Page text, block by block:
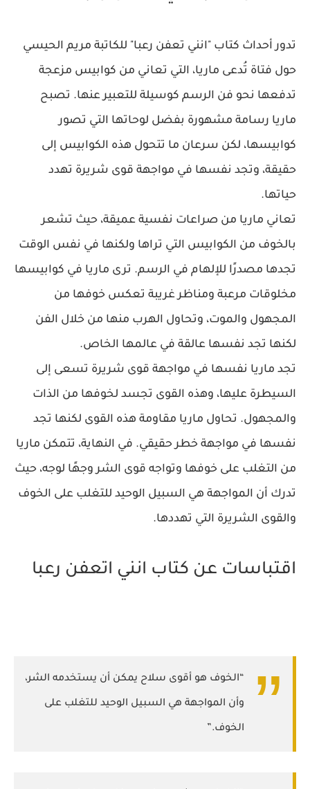
تدور أحداث كتاب "انني تعفن رعبا" للكاتبة مريم الحيسي
حول فتاة تُدعى ماريا، التي تعاني من كوابيس مزعجة
تدفعها نحو فن الرسم كوسيلة للتعبير عنها. تصبح
ماريا رسامة مشهورة بفضل لوحاتها التي تصور
كوابيسها، لكن سرعان ما تتحول هذه الكوابيس إلى
حقيقة، وتجد نفسها في مواجهة قوى شريرة تهدد
حياتها.
تعاني ماريا من صراعات نفسية عميقة، حيث تشعر
بالخوف من الكوابيس التي تراها ولكنها في نفس الوقت
تجدها مصدرًا للإلهام في الرسم. ترى ماريا في كوابيسها
مخلوقات مرعبة ومناظر غريبة تعكس خوفها من
المجهول والموت، وتحاول الهرب منها من خلال الفن
لكنها تجد نفسها عالقة في عالمها الخاص.
تجد ماريا نفسها في مواجهة قوى شريرة تسعى إلى
السيطرة عليها، وهذه القوى تجسد لخوفها من الذات
والمجهول. تحاول ماريا مقاومة هذه القوى لكنها تجد
نفسها في مواجهة خطر حقيقي. في النهاية، تتمكن ماريا
من التغلب على خوفها وتواجه قوى الشر وجهًا لوجه، حيث
تدرك أن المواجهة هي السبيل الوحيد للتغلب على الخوف
والقوى الشريرة التي تهددها.
اقتباسات عن كتاب انني اتعفن رعبا
“الخوف هو أقوى سلاح يمكن أن يستخدمه الشر،
وأن المواجهة هي السبيل الوحيد للتغلب على
الخوف.”